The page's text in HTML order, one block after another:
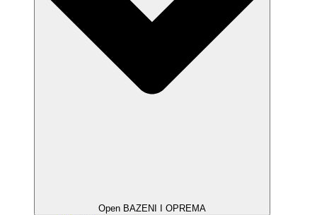
Open BAZENI I OPREMA